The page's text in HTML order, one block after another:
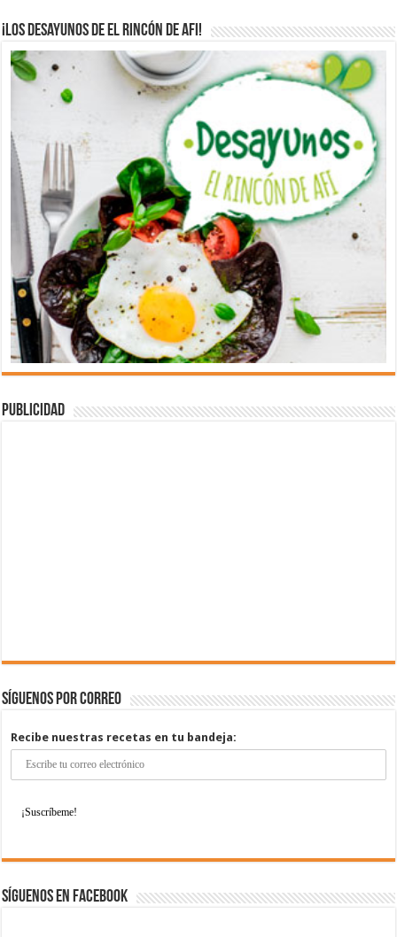
¡Los desayunos de El Rincón de Afi!
Publicidad
Síguenos por correo
Recibe nuestras recetas en tu bandeja:
Síguenos en Facebook